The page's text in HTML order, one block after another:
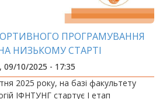
ПРОГРАМУВАННЯ
НИЗЬКОМУ СТАРТІ
09/10/2025 - 17:35
2025 року, на базі факультету
ІФНТУНГ стартує І етап